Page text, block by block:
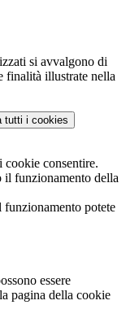
si avvalgono di
finalità illustrate nella
tutti i cookies
cookie consentire.
il funzionamento della
funzionamento potete
essere
pagina della cookie